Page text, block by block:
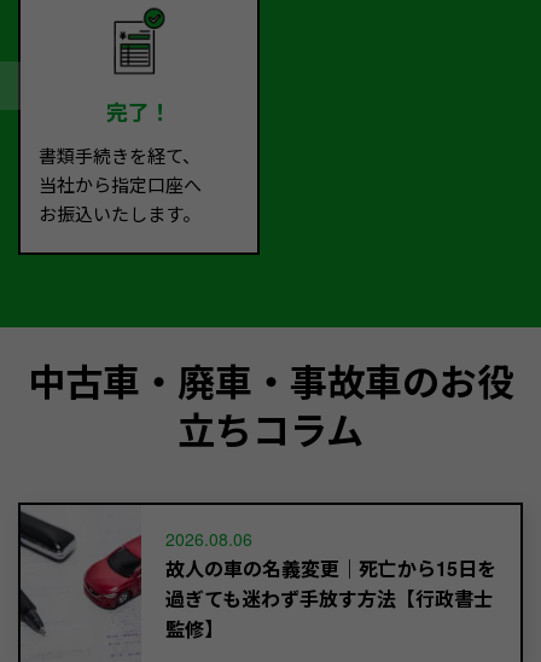
完了！
書類手続きを経て、
当社から指定口座へ
お振込いたします。
中古車・廃車・事故車のお役
立ちコラム
2026.08.06
故人の車の名義変更｜死亡から15日を
過ぎても迷わず手放す方法【行政書士
監修】